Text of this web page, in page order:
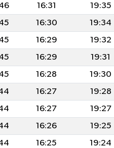
16:31 19:35
16:30 19:34
16:29 19:32
16:29 19:31
16:28 19:30
16:27 19:28
16:27 19:27
16:26 19:25
16:25 19:24